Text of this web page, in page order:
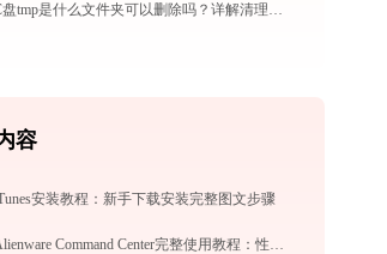
C盘tmp是什么文件夹可以删除吗？详解清理方法
容
安装教程：新手下载安装完整图文步骤
Alienware Command Center完整使用教程：性能调校、灯效定制与游戏配置实战